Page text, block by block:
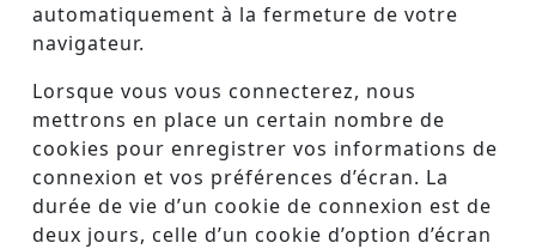
automatiquement à la fermeture de votre
navigateur.
Lorsque vous vous connecterez, nous
mettrons en place un certain nombre de
cookies pour enregistrer vos informations de
connexion et vos préférences d’écran. La
durée de vie d’un cookie de connexion est de
deux jours, celle d’un cookie d’option d’écran